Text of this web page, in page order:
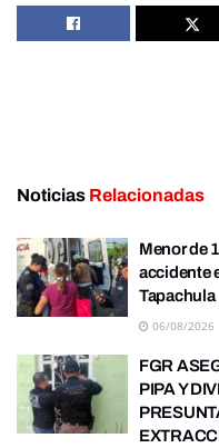
Noticias Relacionadas
Menor de
accidente
Tapachula
06/08/2026
FGR
PIPA Y